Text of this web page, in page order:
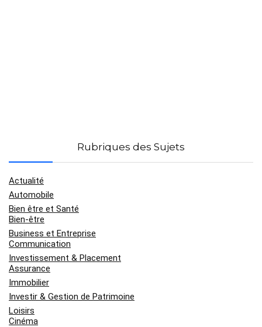
Rubriques des Sujets
Actualité
Automobile
Bien être et Santé
Bien-être
Business et Entreprise
Communication
Investissement & Placement
Assurance
Immobilier
Investir & Gestion de Patrimoine
Loisirs
Cinéma